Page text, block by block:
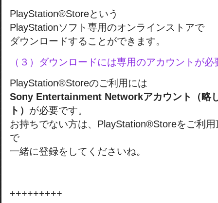
PlayStation®Storeという
PlayStationソフト専用のオンラインストアで
ダウンロードすることができます。
（３）ダウンロードには専用のアカウントが必
PlayStation®Storeのご利用には
Sony Entertainment Networkアカウント（略
ト） が必要です。
お持ちでない方は、PlayStation®Storeをご利
で
一緒に登録をしてくださいね。
+++++++++